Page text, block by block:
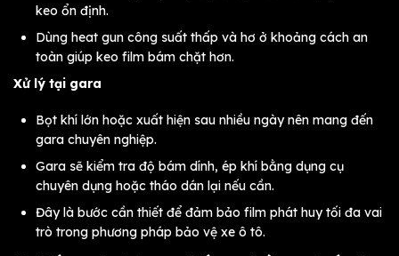
keo ổn định.
Dùng heat gun công suất thấp và hơ ở khoảng cách an
toàn giúp keo film bám chặt hơn.
Xử lý tại gara
Bọt khí lớn hoặc xuất hiện sau nhiều ngày nên mang đến
gara chuyên nghiệp.
Gara sẽ kiểm tra độ bám dính, ép khí bằng dụng cụ
chuyên dụng hoặc tháo dán lại nếu cần.
Đây là bước cần thiết để đảm bảo film phát huy tối đa vai
trò trong phương pháp bảo vệ xe ô tô.